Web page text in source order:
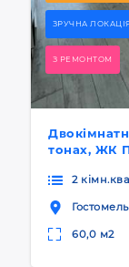
ЗРУЧНА
З РЕМОНТОМ
тонах, ЖК
2
Гостомель
60,0 м2